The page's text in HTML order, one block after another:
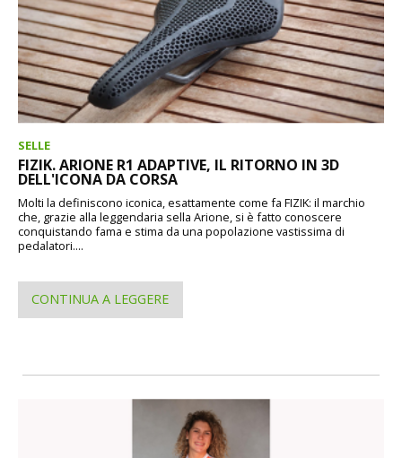
SELLE
FIZIK. ARIONE R1 ADAPTIVE, IL RITORNO IN 3D
DELL'ICONA DA CORSA
Molti la definiscono iconica, esattamente come fa FIZIK: il marchio
che, grazie alla leggendaria sella Arione, si è fatto conoscere
conquistando fama e stima da una popolazione vastissima di
pedalatori....
CONTINUA A LEGGERE